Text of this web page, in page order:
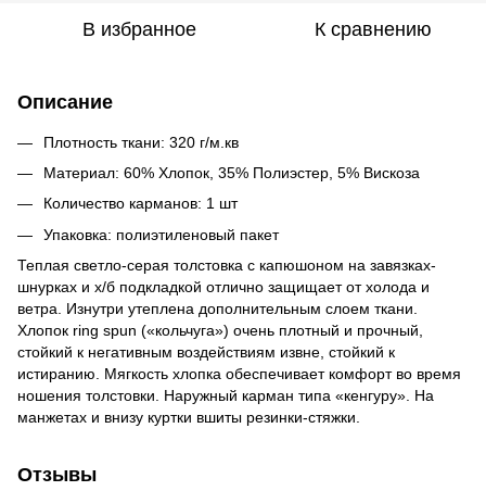
В избранное К сравнению
Описание
Плотность ткани: 320 г/м.кв
Материал: 60% Хлопок, 35% Полиэстер, 5% Вискоза
Количество карманов: 1 шт
Упаковка: полиэтиленовый пакет
Теплая светло-серая толстовка с капюшоном на завязках-
шнурках и х/б подкладкой отлично защищает от холода и
ветра. Изнутри утеплена дополнительным слоем ткани.
Хлопок ring spun («кольчуга») очень плотный и прочный,
стойкий к негативным воздействиям извне, стойкий к
истиранию. Мягкость хлопка обеспечивает комфорт во время
ношения толстовки. Наружный карман типа «кенгуру». На
манжетах и внизу куртки вшиты резинки-стяжки.
Отзывы